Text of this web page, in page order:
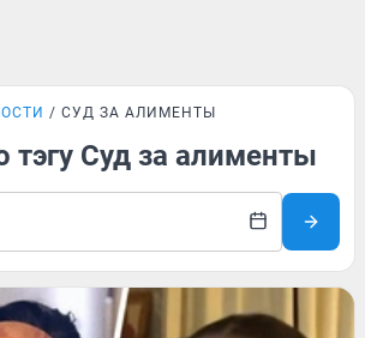
СУД ЗА АЛИМЕНТЫ
тэгу Суд за алименты